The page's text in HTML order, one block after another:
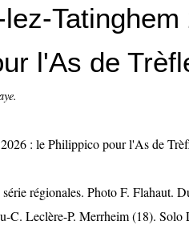
Tatinghem
l'As de
régionales. Photo F. Flahaut.
C. Leclère-P. Merrheim (18).